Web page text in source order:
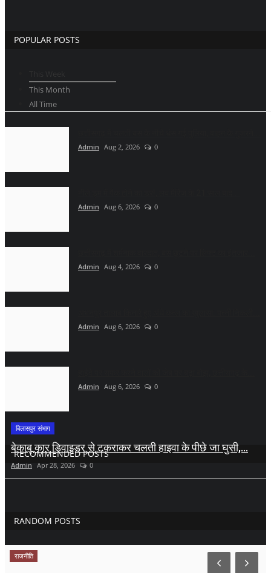
POPULAR POSTS
This Month
All Time
Admin Aug 2, 2026 0
Admin Aug 6, 2026 0
Admin Aug 4, 2026 0
Admin Aug 6, 2026 0
Admin Aug 6, 2026 0
RECOMMENDED POSTS
बिलासपुर संभाग
बेकाबू कार डिवाइडर से टकराकर चलती हाइवा के पीछे जा घुसी,...
Admin Apr 28, 2026 0
RANDOM POSTS
राजनीति